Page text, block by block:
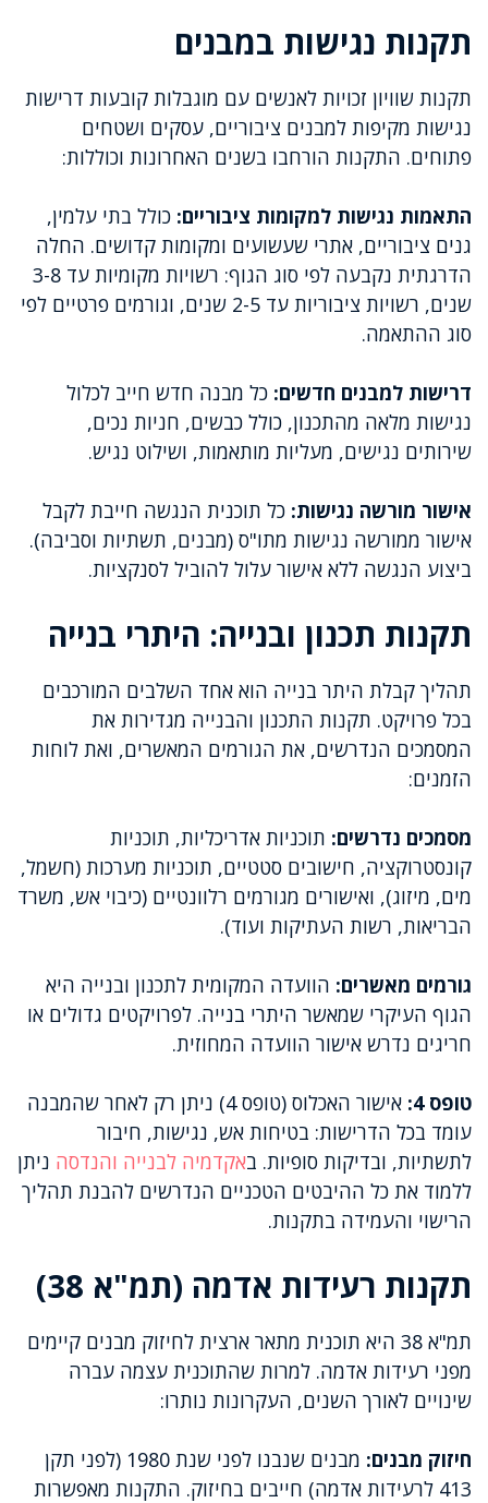
תקנות נגישות במבנים
תקנות שוויון זכויות לאנשים עם מוגבלות קובעות דרישות
נגישות מקיפות למבנים ציבוריים, עסקים ושטחים
פתוחים. התקנות הורחבו בשנים האחרונות וכוללות:
התאמות נגישות למקומות ציבוריים: כולל בתי עלמין,
גנים ציבוריים, אתרי שעשועים ומקומות קדושים. החלה
הדרגתית נקבעה לפי סוג הגוף: רשויות מקומיות עד 3-8
שנים, רשויות ציבוריות עד 2-5 שנים, וגורמים פרטיים לפי
סוג ההתאמה.
דרישות למבנים חדשים: כל מבנה חדש חייב לכלול
נגישות מלאה מהתכנון, כולל כבשים, חניות נכים,
שירותים נגישים, מעליות מותאמות, ושילוט נגיש.
אישור מורשה נגישות: כל תוכנית הנגשה חייבת לקבל
אישור ממורשה נגישות מתו"ס (מבנים, תשתיות וסביבה).
ביצוע הנגשה ללא אישור עלול להוביל לסנקציות.
תקנות תכנון ובנייה: היתרי בנייה
תהליך קבלת היתר בנייה הוא אחד השלבים המורכבים
בכל פרויקט. תקנות התכנון והבנייה מגדירות את
המסמכים הנדרשים, את הגורמים המאשרים, ואת לוחות
הזמנים:
מסמכים נדרשים: תוכניות אדריכליות, תוכניות
קונסטרוקציה, חישובים סטטיים, תוכניות מערכות (חשמל,
מים, מיזוג), ואישורים מגורמים רלוונטיים (כיבוי אש, משרד
הבריאות, רשות העתיקות ועוד).
גורמים מאשרים: הוועדה המקומית לתכנון ובנייה היא
הגוף העיקרי שמאשר היתרי בנייה. לפרויקטים גדולים או
חריגים נדרש אישור הוועדה המחוזית.
טופס 4:
אישור האכלוס (טופס 4) ניתן רק לאחר שהמבנה
עומד בכל הדרישות: בטיחות אש, נגישות, חיבור
לתשתיות, ובדיקות סופיות. באקדמיה לבנייה והנדסה ניתן
ללמוד את כל ההיבטים הטכניים הנדרשים להבנת תהליך
הרישוי והעמידה בתקנות.
תקנות רעידות אדמה (תמ"א 38)
תמ"א 38 היא תוכנית מתאר ארצית לחיזוק מבנים קיימים
מפני רעידות אדמה. למרות שהתוכנית עצמה עברה
שינויים לאורך השנים, העקרונות נותרו:
חיזוק מבנים:
מבנים שנבנו לפני שנת 1980 (לפני תקן
413 לרעידות אדמה) חייבים בחיזוק. התקנות מאפשרות